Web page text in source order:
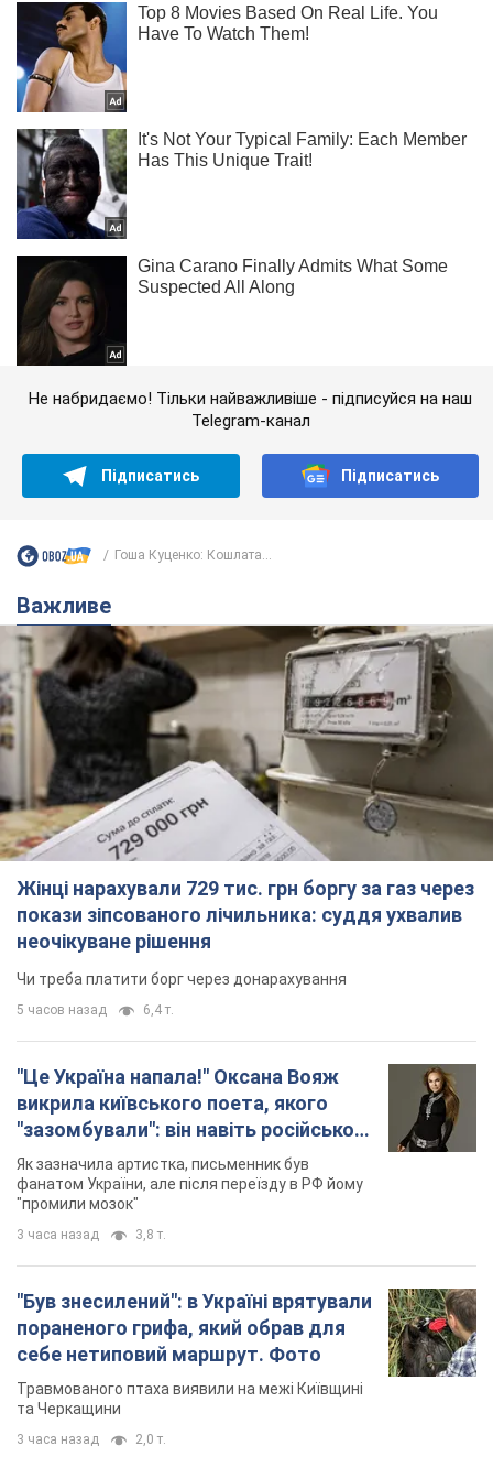
Не набридаємо! Тільки найважливіше - підписуйся на наш
Telegram-канал
Підписатись Підписатись
Гоша Куценко: Кошлата...
Важливе
Жінці нарахували 729 тис. грн боргу за газ через
покази зіпсованого лічильника: суддя ухвалив
неочікуване рішення
Чи треба платити борг через донарахування
5 часов назад 6,4 т.
"Це Україна напала!" Оксана Вояж
викрила київського поета, якого
"зазомбували": він навіть російської
не знав, а тепер хоче геноциду
українців
Як зазначила артистка, письменник був
фанатом України, але після переїзду в РФ йому
"промили мозок"
3 часа назад 3,8 т.
"Був знесилений": в Україні врятували
пораненого грифа, який обрав для
себе нетиповий маршрут. Фото
Травмованого птаха виявили на межі Київщині
та Черкащини
3 часа назад 2,0 т.